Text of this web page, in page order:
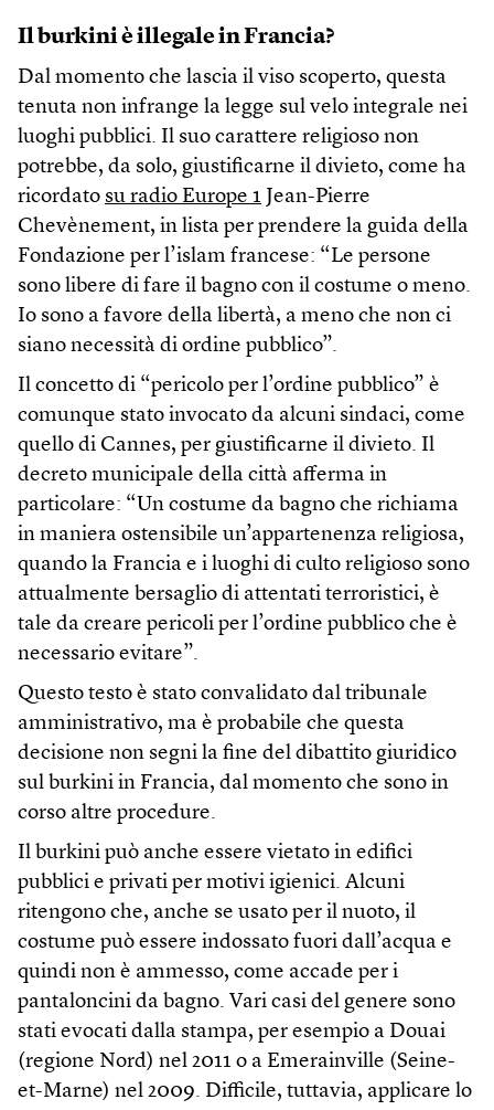
Il burkini è illegale in Francia?
Dal momento che lascia il viso scoperto, questa
tenuta non infrange la legge sul velo integrale nei
luoghi pubblici. Il suo carattere religioso non
potrebbe, da solo, giustificarne il divieto, come ha
ricordato su radio Europe 1 Jean-Pierre
Chevènement, in lista per prendere la guida della
Fondazione per l’islam francese: “Le persone
sono libere di fare il bagno con il costume o meno.
Io sono a favore della libertà, a meno che non ci
siano necessità di ordine pubblico”.
Il concetto di “pericolo per l’ordine pubblico” è
comunque stato invocato da alcuni sindaci, come
quello di Cannes, per giustificarne il divieto. Il
decreto municipale della città afferma in
particolare: “Un costume da bagno che richiama
in maniera ostensibile un’appartenenza religiosa,
quando la Francia e i luoghi di culto religioso sono
attualmente bersaglio di attentati terroristici, è
tale da creare pericoli per l’ordine pubblico che è
necessario evitare”.
Questo testo è stato convalidato dal tribunale
amministrativo, ma è probabile che questa
decisione non segni la fine del dibattito giuridico
sul burkini in Francia, dal momento che sono in
corso altre procedure.
Il burkini può anche essere vietato in edifici
pubblici e privati per motivi igienici. Alcuni
ritengono che, anche se usato per il nuoto, il
costume può essere indossato fuori dall’acqua e
quindi non è ammesso, come accade per i
pantaloncini da bagno. Vari casi del genere sono
stati evocati dalla stampa, per esempio a Douai
(regione Nord) nel 2011 o a Emerainville (Seine-
et-Marne) nel 2009. Difficile, tuttavia, applicare lo